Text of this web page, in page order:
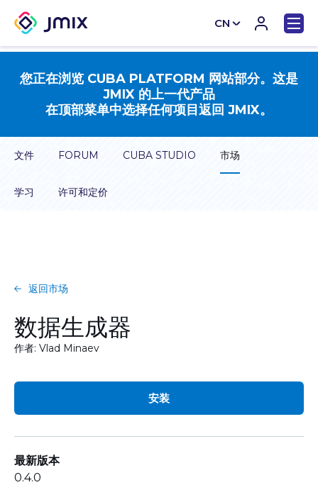
CN
EN
您正在浏览 CUBA PLATFORM 网站部分。这是
JMIX 的上一代产品
在顶部菜单中选择任何项目返回 JMIX。
文件 FORUM CUBA STUDIO 市场
学习 许可和定价
返回市场
数据生成器
作者: Vlad Minaev
安装
最新版本
0.4.0